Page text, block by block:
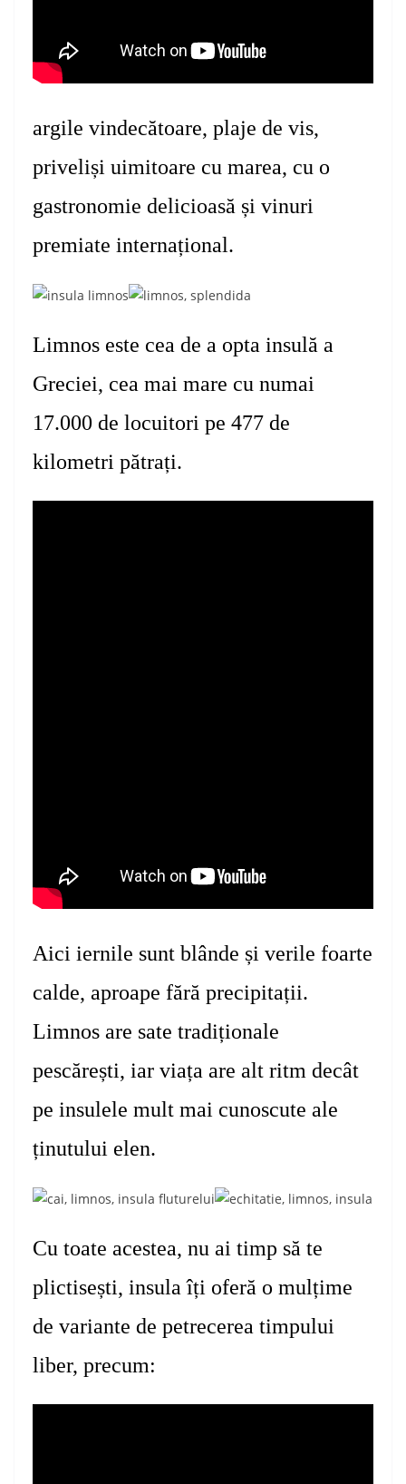
argile vindecătoare, plaje de vis,
priveliși uimitoare cu marea, cu o
gastronomie delicioasă și vinuri
premiate internațional.
Limnos este cea de a opta insulă a
Greciei, cea mai mare cu numai
17.000 de locuitori pe 477 de
kilometri pătrați.
Aici iernile sunt blânde și verile foarte
calde, aproape fără precipitații.
Limnos are sate tradiționale
pescărești, iar viața are alt ritm decât
pe insulele mult mai cunoscute ale
ținutului elen.
Cu toate acestea, nu ai timp să te
plictisești, insula îți oferă o mulțime
de variante de petrecerea timpului
liber, precum: